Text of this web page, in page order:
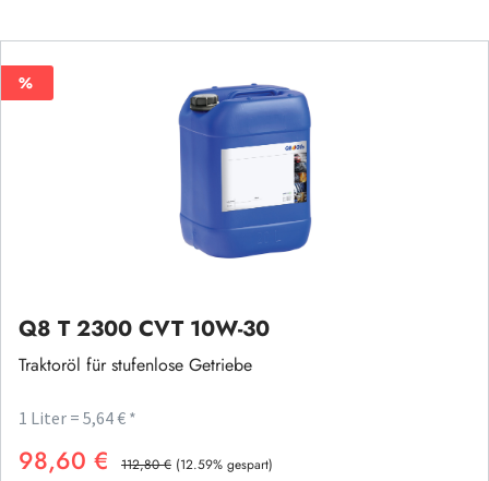
%
%
Q8 T 2300 CVT 10W-30
Traktoröl für stufenlose Getriebe
1 Liter = 5,64 € *
Verkaufspreis:
98,60 € Regulärer Preis:
112,80 € (12.59% gespart)